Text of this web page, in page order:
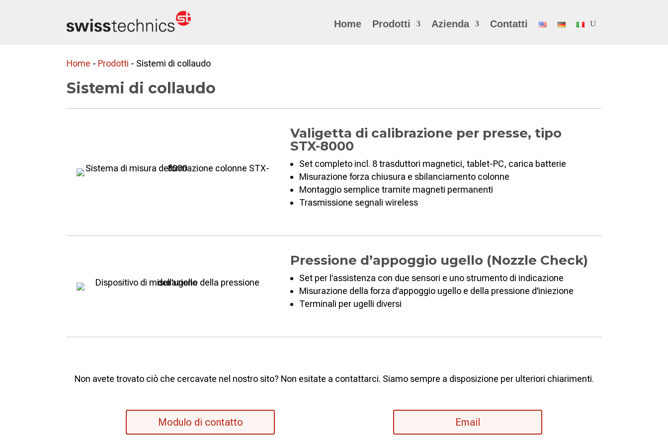
Home Prodotti Azienda Contatti
Home - Prodotti - Sistemi di collaudo
Sistemi di collaudo
Valigetta di calibrazione per presse, tipo
STX-8000
Set completo incl. 8 trasduttori magnetici, tablet-PC, carica batterie
Misurazione forza chiusura e sbilanciamento colonne
Montaggio semplice tramite magneti permanenti
Trasmissione segnali wireless
Pressione d’appoggio ugello (Nozzle Check)
Set per l’assistenza con due sensori e uno strumento di indicazione
Misurazione della forza d’appoggio ugello e della pressione d’iniezione
Terminali per ugelli diversi
Non avete trovato ciò che cercavate nel nostro sito? Non esitate a contattarci. Siamo sempre a disposizione per ulteriori chiarimenti.
Modulo di contatto Email